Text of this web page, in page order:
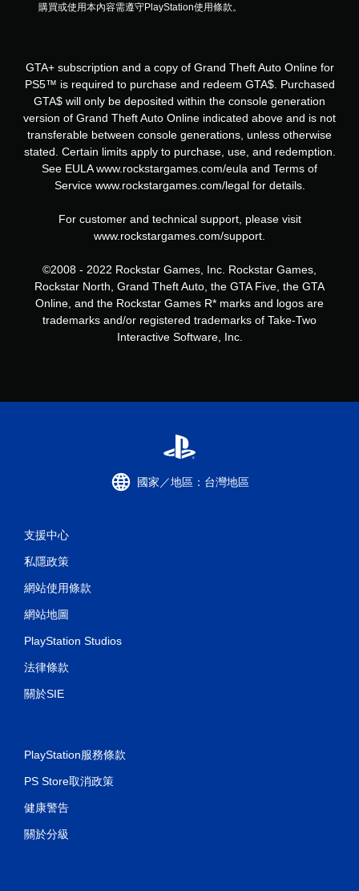
購買或使用本內容需遵守PlayStation使用條款。
GTA+ subscription and a copy of Grand Theft Auto Online for
PS5™ is required to purchase and redeem GTA$. Purchased
GTA$ will only be deposited within the console generation
version of Grand Theft Auto Online indicated above and is not
transferable between console generations, unless otherwise
stated. Certain limits apply to purchase, use, and redemption.
See EULA www.rockstargames.com/eula and Terms of
Service www.rockstargames.com/legal for details.
For customer and technical support, please visit
www.rockstargames.com/support.
©2008 - 2022 Rockstar Games, Inc. Rockstar Games,
Rockstar North, Grand Theft Auto, the GTA Five, the GTA
Online, and the Rockstar Games R* marks and logos are
trademarks and/or registered trademarks of Take-Two
Interactive Software, Inc.
國家／地區：台灣地區
支援中心
私隱政策
網站使用條款
網站地圖
PlayStation Studios
法律條款
關於SIE
PlayStation服務條款
PS Store取消政策
健康警告
關於分級